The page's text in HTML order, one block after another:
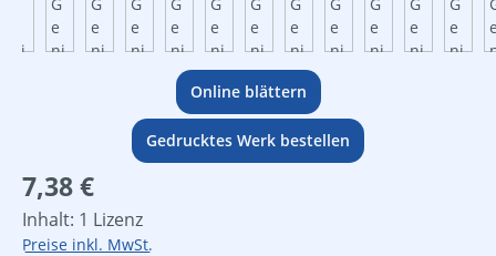
Online blättern
Gedrucktes Werk bestellen
Regulärer Preis:
7,38 €
Inhalt: 1 Lizenz
Preise inkl. MwSt.